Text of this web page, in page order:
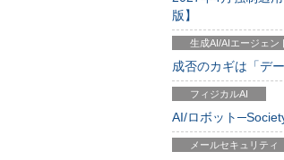
版】
生成AI/AIエージェン
成否のカギは「デ
フィジカルAI
AI/ロボット
メールセキュリティ